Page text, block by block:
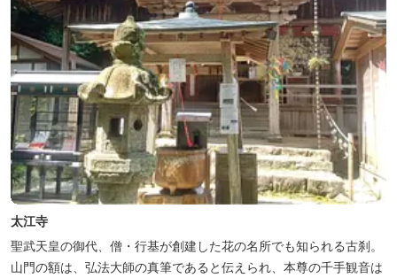
太江寺
聖武天皇の御代、僧・行基が創建した花の名所でも知られる古刹。
山門の額は、弘法大師の真筆であると伝えられ、本尊の千手観音は